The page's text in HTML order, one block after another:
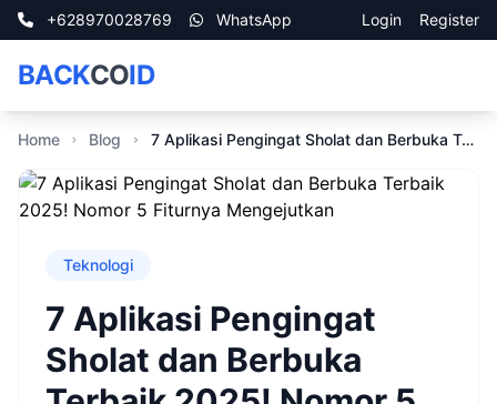
+628970028769 WhatsApp Login Register
BACKCOID
Home Blog 7 Aplikasi Pengingat Sholat dan Berbuka Terbaik 2025! Nomor 5 Fiturnya Mengejutkan
Teknologi
7 Aplikasi Pengingat
Sholat dan Berbuka